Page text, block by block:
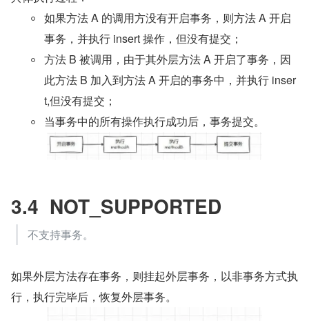
如果方法 A 的调用方没有开启事务，则方法 A 开启
事务，并执行 insert 操作，但没有提交；
方法 B 被调用，由于其外层方法 A 开启了事务，因
此方法 B 加入到方法 A 开启的事务中，并执行 inser
t,但没有提交；
当事务中的所有操作执行成功后，事务提交。
3.4  NOT_SUPPORTED
不支持事务。
如果外层方法存在事务，则挂起外层事务，以非事务方式执
行，执行完毕后，恢复外层事务。